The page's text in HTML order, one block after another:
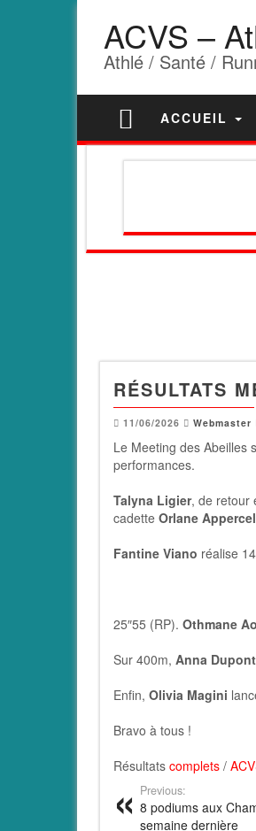
ACVS –
Athlé / Santé /
ACCUEIL
RÉSULTATS
11/06/2026 Webmaster
Le Meeting des Abeilles
performances.
Talyna Ligier, de retour
cadette Orlane Appercel
Fantine Viano réalise
25″55 (RP). Othmane
Sur 400m, Anna Dupont
Enfin, Olivia Magini
Bravo à tous !
Résultats complets /
Previous:
8 podiums aux
semaine dernière